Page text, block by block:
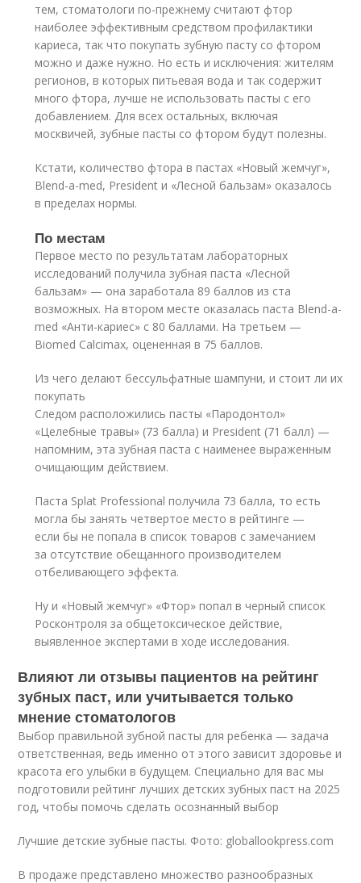
тем, стоматологи по-прежнему считают фтор
наиболее эффективным средством профилактики
кариеса, так что покупать зубную пасту со фтором
можно и даже нужно. Но есть и исключения: жителям
регионов, в которых питьевая вода и так содержит
много фтора, лучше не использовать пасты с его
добавлением. Для всех остальных, включая
москвичей, зубные пасты со фтором будут полезны.
Кстати, количество фтора в пастах «Новый жемчуг»,
Blend-a-med, President и «Лесной бальзам» оказалось
в пределах нормы.
По местам
Первое место по результатам лабораторных
исследований получила зубная паста «Лесной
бальзам» — она заработала 89 баллов из ста
возможных. На втором месте оказалась паста Blend-a-
med «Анти-кариес» с 80 баллами. На третьем —
Biomed Calcimax, оцененная в 75 баллов.
Из чего делают бессульфатные шампуни, и стоит ли их
покупать
Следом расположились пасты «Пародонтол»
«Целебные травы» (73 балла) и President (71 балл) —
напомним, эта зубная паста с наименее выраженным
очищающим действием.
Паста Splat Professional получила 73 балла, то есть
могла бы занять четвертое место в рейтинге —
если бы не попала в список товаров с замечанием
за отсутствие обещанного производителем
отбеливающего эффекта.
Ну и «Новый жемчуг» «Фтор» попал в черный список
Росконтроля за общетоксическое действие,
выявленное экспертами в ходе исследования.
Влияют ли отзывы пациентов на рейтинг
зубных паст, или учитывается только
мнение стоматологов
Выбор правильной зубной пасты для ребенка — задача
ответственная, ведь именно от этого зависит здоровье и
красота его улыбки в будущем. Специально для вас мы
подготовили рейтинг лучших детских зубных паст на 2025
год, чтобы помочь сделать осознанный выбор
Лучшие детские зубные пасты. Фото: globallookpress.com
В продаже представлено множество разнообразных